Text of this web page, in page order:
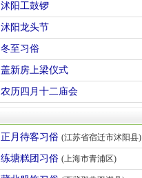
沭阳工鼓锣
沭阳龙头节
冬至习俗
盖新房上梁仪式
农历四月十二庙会
正月待客习俗 (江苏省宿迁市沭阳县)
练塘糕团习俗 (上海市青浦区)